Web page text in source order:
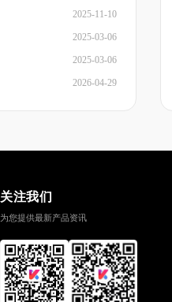
2025-11-10
2025-03-06
2025-03-06
2026-04-29
关注我们
为您提供最新产品资讯